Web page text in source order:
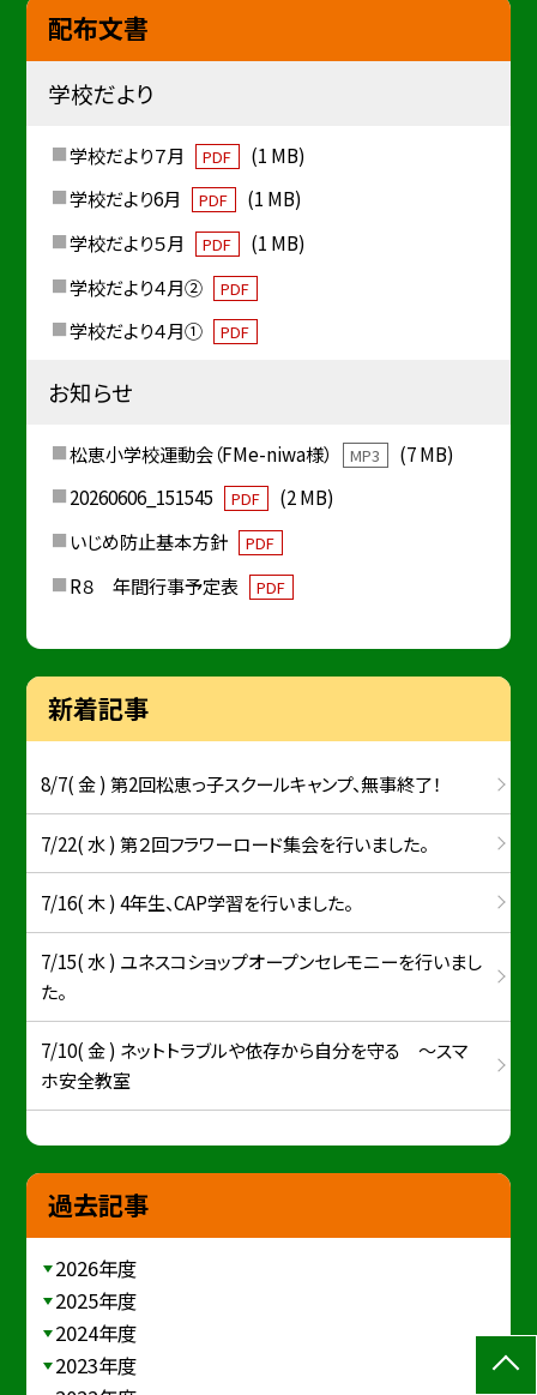
配布文書
学校だより
学校だより７月 PDF
(1 MB)
学校だより6月
PDF
(1 MB)
学校だより５月
PDF
(1 MB)
学校だより４月②
PDF
学校だより４月① PDF
お知らせ
松恵小学校運動会（FMe-niwa様） MP3
(7 MB)
20260606_151545
PDF
(2 MB)
いじめ防止基本方針
PDF
R８ 年間行事予定表 PDF
新着記事
8/7( 金 ) 第2回松恵っ子スクールキャンプ、無事終了！
7/22( 水 ) 第２回フラワーロード集会を行いました。
7/16( 木 ) 4年生、CAP学習を行いました。
7/15( 水 ) ユネスコショップオープンセレモニーを行いまし
た。
7/10( 金 ) ネットトラブルや依存から自分を守る ～スマ
ホ安全教室
過去記事
2026年度
2025年度
2024年度
2023年度